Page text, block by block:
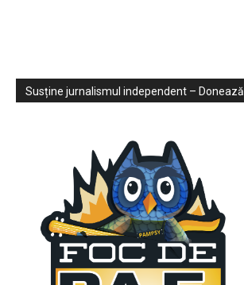
Sondaje
Video
Susține jurnalismul independent – Donează